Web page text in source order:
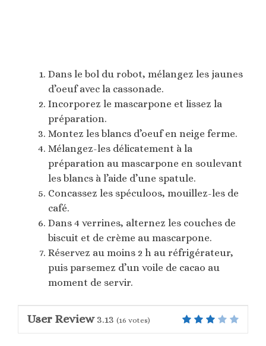
Dans le bol du robot, mélangez les jaunes
d’oeuf avec la cassonade.
Incorporez le mascarpone et lissez la
préparation.
Montez les blancs d’oeuf en neige ferme.
Mélangez-les délicatement à la
préparation au mascarpone en soulevant
les blancs à l’aide d’une spatule.
Concassez les spéculoos, mouillez-les de
café.
Dans 4 verrines, alternez les couches de
biscuit et de crème au mascarpone.
Réservez au moins 2 h au réfrigérateur,
puis parsemez d’un voile de cacao au
moment de servir.
User Review 3.13 (16 votes)